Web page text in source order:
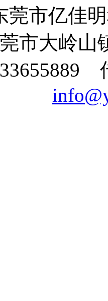
莞市亿佳
市大岭山